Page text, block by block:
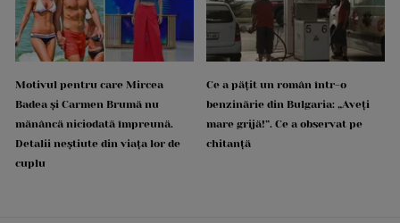
Motivul pentru care Mircea
Badea și Carmen Brumă nu
mănâncă niciodată împreună.
Detalii neștiute din viața lor de
cuplu
Ce a pățit un român într-o
benzinărie din Bulgaria: „Aveți
mare grijă!”. Ce a observat pe
chitanță